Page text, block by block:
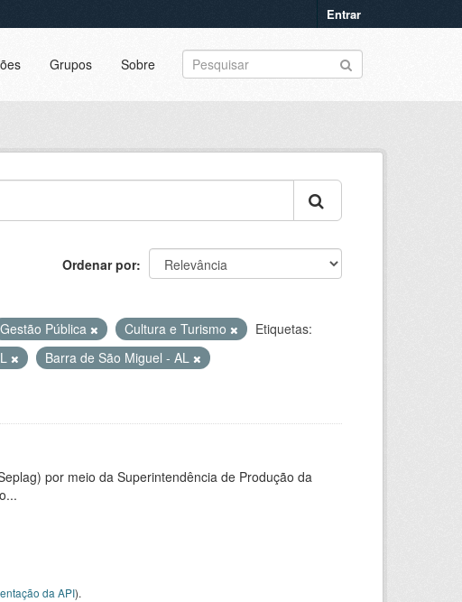
Entrar
Grupos Sobre
Ordenar por
Gestão Pública Cultura e Turismo
Etiquetas:
Barra de São Miguel - AL
por meio da Superintendência de Produção da
da API).